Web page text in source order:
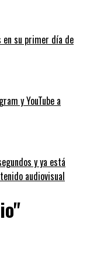
en su primer día de
y YouTube a
y ya está
audiovisual